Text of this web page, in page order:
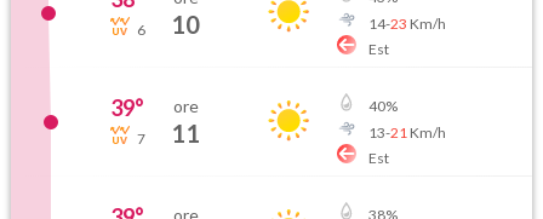
6 10
14-23 Km/h
Est
39°
7
ore
11
40%
13-21 Km/h
Est
ore 38%